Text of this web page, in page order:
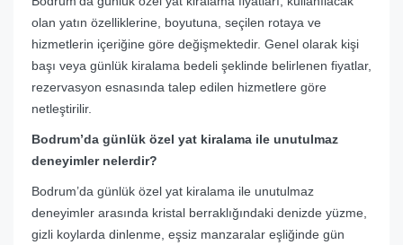
olan yatın özelliklerine, boyutuna, seçilen rotaya ve
hizmetlerin içeriğine göre değişmektedir. Genel olarak kişi
başı veya günlük kiralama bedeli şeklinde belirlenen fiyatlar,
rezervasyon esnasında talep edilen hizmetlere göre
netleştirilir.
Bodrum’da günlük özel yat kiralama ile unutulmaz
deneyimler nelerdir?
Bodrum’da günlük özel yat kiralama ile unutulmaz
deneyimler arasında kristal berraklığındaki denizde yüzme,
gizli koylarda dinlenme, eşsiz manzaralar eşliğinde gün